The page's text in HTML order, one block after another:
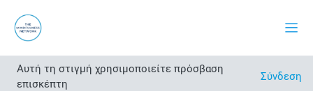
Αυτή τη στιγμή χρησιμοποιείτε πρόσβαση
επισκέπτη
Σύνδεση
Άνοιγμα ευρετηρίου μαθήματος